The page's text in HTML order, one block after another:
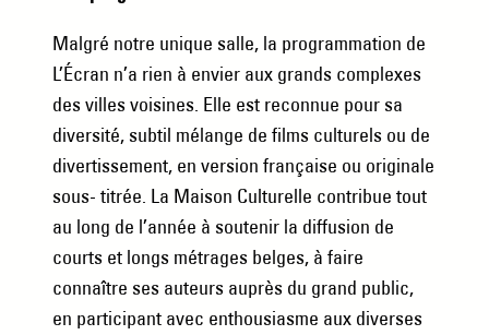
Malgré notre unique salle, la programmation de
L’Écran n’a rien à envier aux grands complexes
des villes voisines. Elle est reconnue pour sa
diversité, subtil mélange de films culturels ou de
divertissement, en version française ou originale
sous- titrée. La Maison Culturelle contribue tout
au long de l’année à soutenir la diffusion de
courts et longs métrages belges, à faire
connaître ses auteurs auprès du grand public,
en participant avec enthousiasme aux diverses